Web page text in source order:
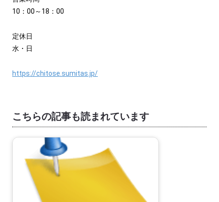
10：00～18：00
定休日
水・日
https://chitose.sumitas.jp/
こちらの記事も読まれています